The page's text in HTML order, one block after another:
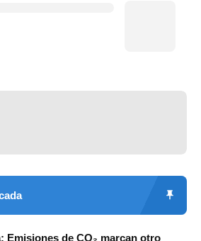
Emisiones de CO₂ marcan otro